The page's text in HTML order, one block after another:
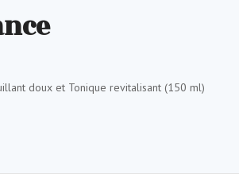
doux et Tonique revitalisant (150 ml)